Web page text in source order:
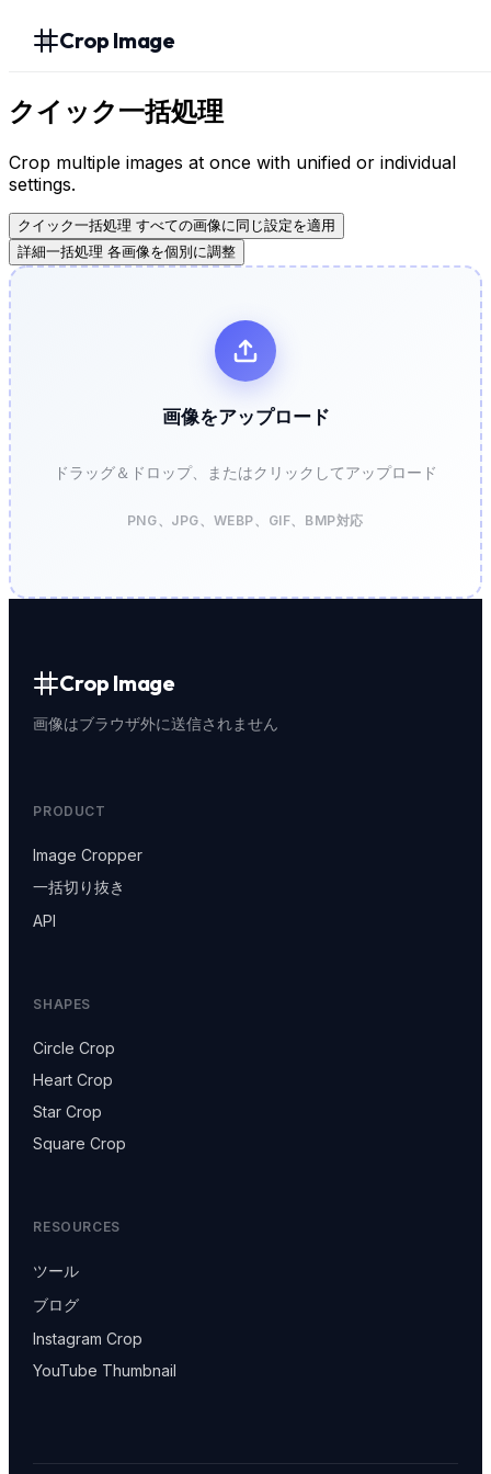
Crop Image
クイック一括処理
Crop multiple images at once with unified or individual
settings.
クイック一括処理 すべての画像に同じ設定を適用
詳細一括処理 各画像を個別に調整
画像をアップロード
ドラッグ＆ドロップ、またはクリックしてアップロード
PNG、JPG、WEBP、GIF、BMP対応
Crop Image
画像はブラウザ外に送信されません
PRODUCT
Image Cropper
一括切り抜き
API
SHAPES
Circle Crop
Heart Crop
Star Crop
Square Crop
RESOURCES
ツール
ブログ
Instagram Crop
YouTube Thumbnail